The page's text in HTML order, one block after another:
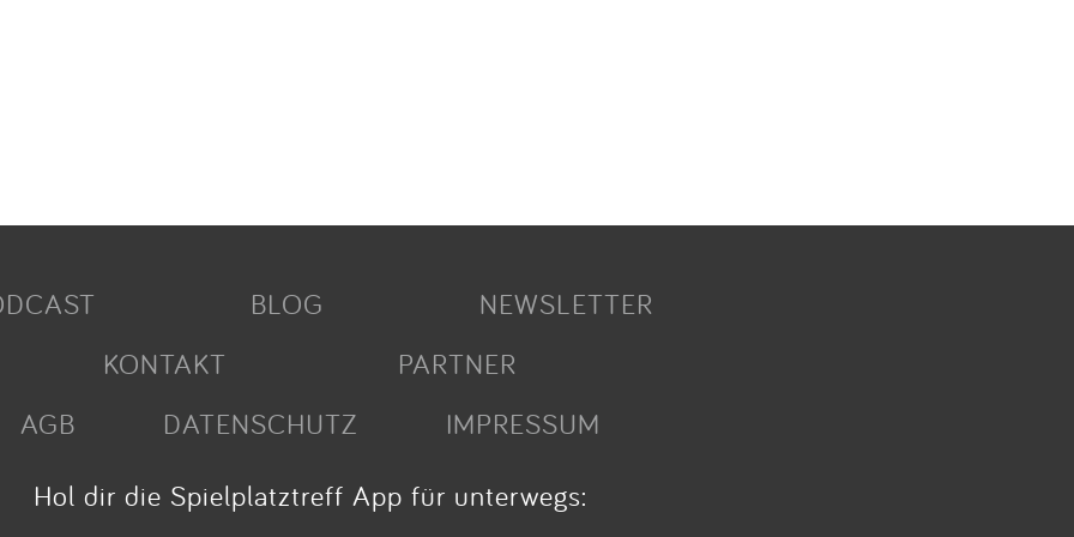
BLOG
NEWSLETTER
KONTAKT
PARTNER
AGB
DATENSCHUTZ
IMPRESSUM
Hol dir die Spielplatztreff App für unterwegs: